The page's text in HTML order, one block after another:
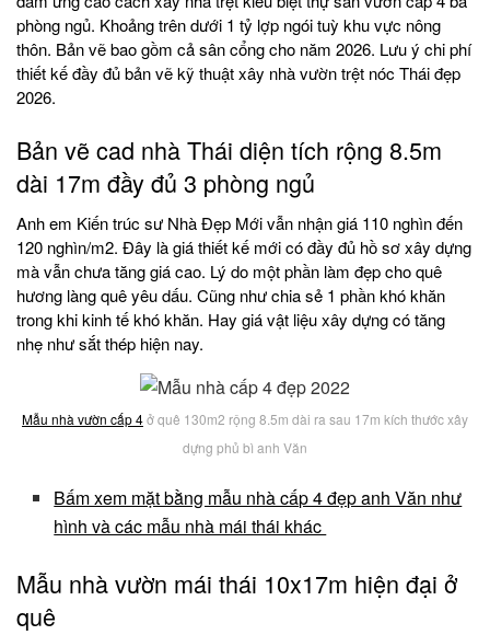
phòng ngủ. Khoảng trên dưới 1 tỷ lợp ngói tuỳ khu vực nông
thôn. Bản vẽ bao gồm cả sân cổng cho năm 2026. Lưu ý chi phí
thiết kế đầy đủ bản vẽ kỹ thuật xây nhà vườn trệt nóc Thái đẹp
2026.
Bản vẽ cad nhà Thái diện tích rộng 8.5m
dài 17m đầy đủ 3 phòng ngủ
Anh em Kiến trúc sư Nhà Đẹp Mới vẫn nhận giá 110 nghìn đến
120 nghìn/m2. Đây là giá thiết kế mới có đầy đủ hồ sơ xây dựng
mà vẫn chưa tăng giá cao. Lý do một phần làm đẹp cho quê
hương làng quê yêu dấu. Cũng như chia sẻ 1 phần khó khăn
trong khi kinh tế khó khăn. Hay giá vật liệu xây dựng có tăng
nhẹ như sắt thép hiện nay.
Mẫu nhà vườn cấp 4ở quê 130m2 rộng 8.5m dài ra sau 17m kích thước xây
dựng phủ bì anh Văn
Bấm xem mặt bằng mẫu nhà cấp 4 đẹp anh Văn như
hình và các mẫu nhà mái thái khác
Mẫu nhà vườn mái thái 10x17m hiện đại ở
quê